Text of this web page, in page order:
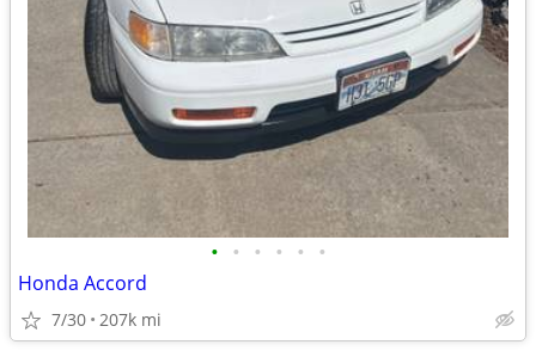
• • • • • •
Honda Accord
7/30 207k mi